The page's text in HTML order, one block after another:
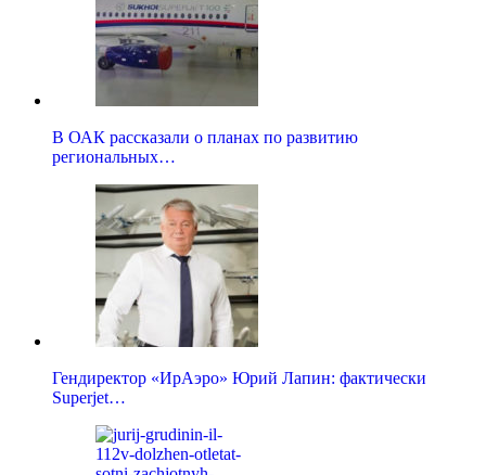
В ОАК рассказали о планах по развитию
региональных…
Гендиректор «ИрАэро» Юрий Лапин: фактически
Superjet…